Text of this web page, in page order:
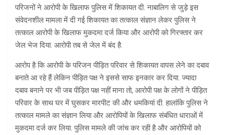
परिजनों ने आरोपी के खिलाफ पुलिस में शिकायत दी. नाबालिग से जुड़े इस
संवेदनशील मामला में दी गई शिकायत का तत्काल संज्ञान लेकर पुलिस ने
तत्काल आरोपी के खिलाफ मुकदमा दर्ज किया और आरोपी को गिरफ्तार कर
जेल भेज दिया. आरोपी तब से जेल में बंद है.
आरोप है कि आरोपी के परिजन पीड़ित परिवार से शिकायत वापस लेने का दबाव
बनाते आ रहे हैं लेकिन पीड़ित पक्ष ने इससे साफ इनकार कर दिया. ज्यादा
दबाव बनाने पर भी जब पीड़ित पक्ष नहीं माना तो, आरोपी पक्ष के लोगों ने पीड़ित
परिवार के साथ घर में घुसकर मारपीट की और धमकियां दी. हालांकि पुलिस ने
तत्काल मामले का संज्ञान लिया और आरोपियों के खिलाफ संबंधित धाराओं में
मुकदमा दर्ज कर लिया. पुलिस मामले की जांच कर रही है और आरोपियों को